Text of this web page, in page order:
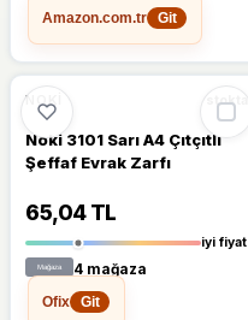
Amazon.com.tr
Git
%64 %64 DÜŞTÜ
NOKI stokta
Noki 3101 Sarı A4 Çıtçıtlı
Şeffaf Evrak Zarfı
65,04 TL
iyi fiyat
4 mağaza
Ofix
Git